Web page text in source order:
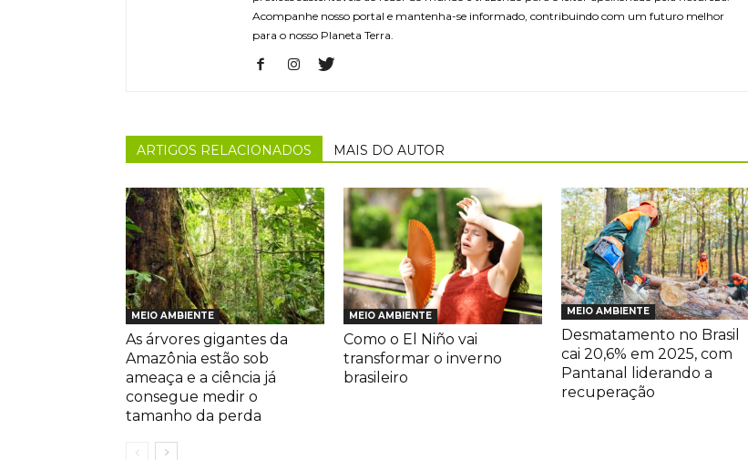
Acompanhe nosso portal e mantenha-se informado, contribuindo com um futuro melhor
para o nosso Planeta Terra.
ARTIGOS RELACIONADOS MAIS DO AUTOR
MEIO AMBIENTE
As árvores gigantes da
Amazônia estão sob
ameaça e a ciência já
consegue medir o
tamanho da perda
MEIO AMBIENTE
Como o El Niño vai
transformar o inverno
brasileiro
MEIO AMBIENTE
Desmatamento no Brasil
cai 20,6% em 2025, com
Pantanal liderando a
recuperação